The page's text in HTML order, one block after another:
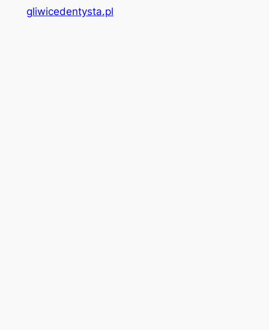
gliwicedentysta.pl